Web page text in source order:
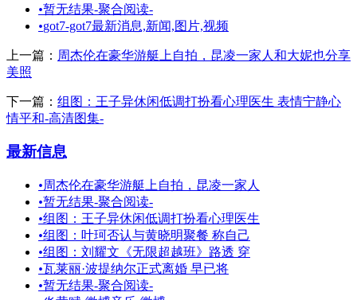
•暂无结果-聚合阅读-
•got7-got7最新消息,新闻,图片,视频
上一篇： 周杰伦在豪华游艇上自拍，昆凌一家人和大妮也分享
美照
下一篇： 组图：王子异休闲低调打扮看心理医生 表情宁静心
情平和-高清图集-
最新信息
•周杰伦在豪华游艇上自拍，昆凌一家人
•暂无结果-聚合阅读-
•组图：王子异休闲低调打扮看心理医生
•组图：叶珂否认与黄晓明聚餐 称自己
•组图：刘耀文《无限超越班》路透 穿
•瓦莱丽·波提纳尔正式离婚 早已将
•暂无结果-聚合阅读-